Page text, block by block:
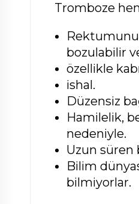
Tromboze
bozulabilir
özellikle
ishal.
Düzensiz
Hamilelik,
nedeniyle.
Uzun süren
Bilim
bilmiyorlar.